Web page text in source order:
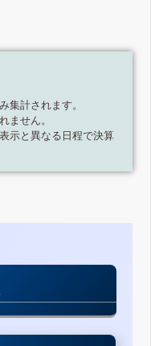
集計されます。
ません。
示と異なる日程で決算